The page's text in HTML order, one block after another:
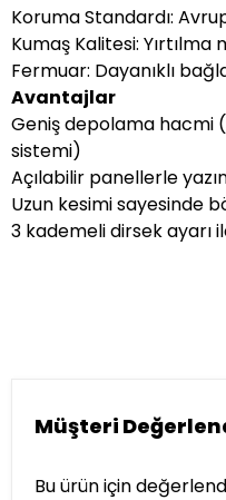
Koruma Standardı:
Kumaş Kalitesi:
Fermuar: Dayanıklı
Avantajlar
Geniş depolama hacmi
sistemi)
Açılabilir panellerle
Uzun kesimi sayesinde
3 kademeli dirsek ayarı
Müşteri
Bu ürün için